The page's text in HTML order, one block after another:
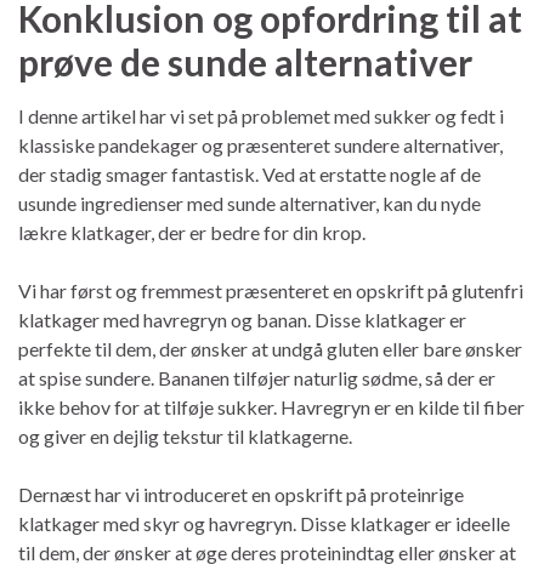
Konklusion og opfordring til at
prøve de sunde alternativer
I denne artikel har vi set på problemet med sukker og fedt i
klassiske pandekager og præsenteret sundere alternativer,
der stadig smager fantastisk. Ved at erstatte nogle af de
usunde ingredienser med sunde alternativer, kan du nyde
lækre klatkager, der er bedre for din krop.
Vi har først og fremmest præsenteret en opskrift på glutenfri
klatkager med havregryn og banan. Disse klatkager er
perfekte til dem, der ønsker at undgå gluten eller bare ønsker
at spise sundere. Bananen tilføjer naturlig sødme, så der er
ikke behov for at tilføje sukker. Havregryn er en kilde til fiber
og giver en dejlig tekstur til klatkagerne.
Dernæst har vi introduceret en opskrift på proteinrige
klatkager med skyr og havregryn. Disse klatkager er ideelle
til dem, der ønsker at øge deres proteinindtag eller ønsker at